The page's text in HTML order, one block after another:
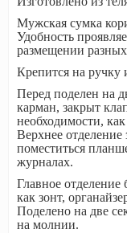
Мужская сумка
Удобность
размещении
Крепится на ручку
Перед поделен на
карман, закрыт
необходимости,
Верхнее
поместиться
журналах.
Главное отделение
как зонт,
Поделено на две
на молнии.